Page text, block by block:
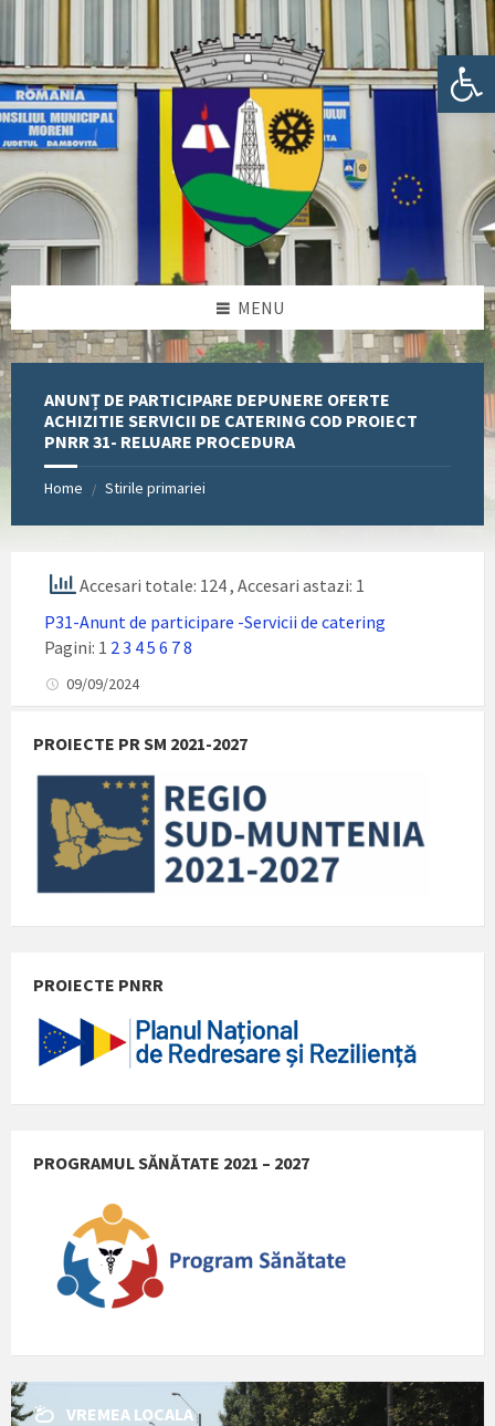
Deschide bara de unelte
sidebar
sidebar
MENU
ANUNȚ DE PARTICIPARE DEPUNERE OFERTE
ACHIZITIE SERVICII DE CATERING COD PROIECT
PNRR 31- RELUARE PROCEDURA
Home / Stirile primariei
Accesari totale: 124, Accesari astazi: 1
P31-Anunt de participare -Servicii de catering
Pagini: 1 2 3 45 6 78
09/09/2024
PROIECTE PR SM 2021-2027
PROIECTE PNRR
PROGRAMUL SĂNĂTATE 2021 – 2027
VREMEA LOCALA